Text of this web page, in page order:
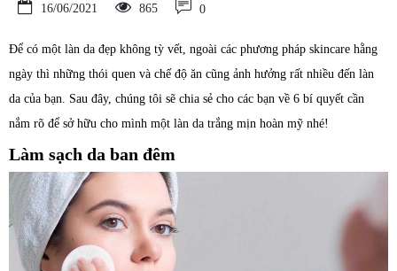
16/06/2021 865 0
Để có một làn da đẹp không tỳ vết, ngoài các phương pháp skincare hằng
ngày thì những thói quen và chế độ ăn cũng ảnh hưởng rất nhiều đến làn
da của bạn. Sau đây, chúng tôi sẽ chia sẻ cho các bạn về 6 bí quyết cần
nắm rõ để sở hữu cho mình một làn da trắng mịn hoàn mỹ nhé!
Làm sạch da ban đêm